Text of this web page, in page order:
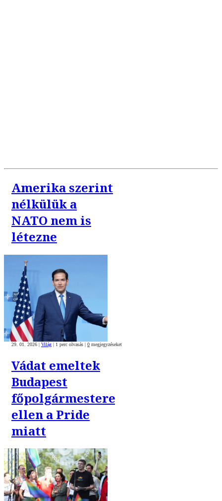
Amerika szerint
nélkülük a
NATO nem is
létezne
29. 01. 2026 | Világ | 1 perc olvasás | 0 megjegyzéseket
Vádat emeltek
Budapest
főpolgármestere
ellen a Pride
miatt